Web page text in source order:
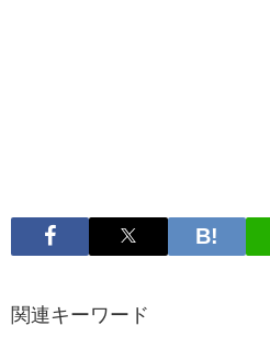
関連キーワード